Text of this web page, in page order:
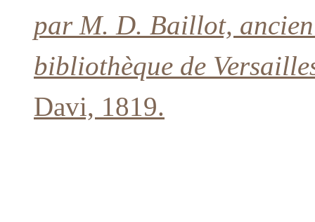
par M. D. Baillot,
bibliothèque de
Davi, 1819.